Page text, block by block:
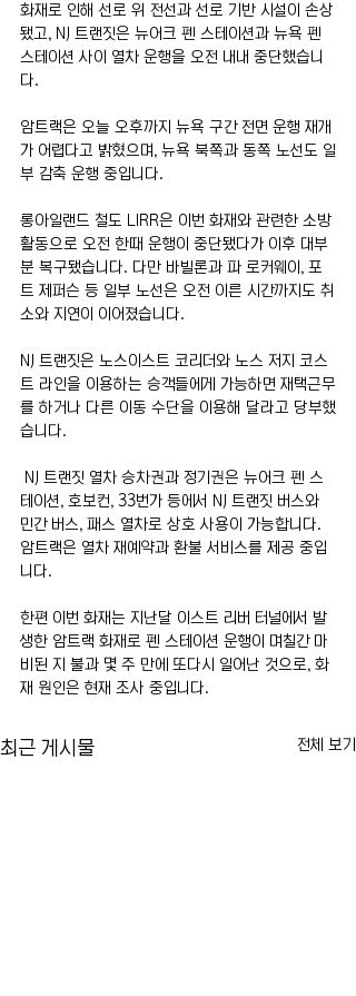
화재로 인해 선로 위 전선과 선로 기반 시설이 손상
됐고, NJ 트랜짓은 뉴어크 펜 스테이션과 뉴욕 펜
스테이션 사이 열차 운행을 오전 내내 중단했습니
다.
암트랙은 오늘 오후까지 뉴욕 구간 전면 운행 재개
가 어렵다고 밝혔으며, 뉴욕 북쪽과 동쪽 노선도 일
부 감축 운행 중입니다.
롱아일랜드 철도 LIRR은 이번 화재와 관련한 소방
활동으로 오전 한때 운행이 중단됐다가 이후 대부
분 복구됐습니다. 다만 바빌론과 파 로커웨이, 포
트 제퍼슨 등 일부 노선은 오전 이른 시간까지도 취
소와 지연이 이어졌습니다.
NJ 트랜짓은 노스이스트 코리더와 노스 저지 코스
트 라인을 이용하는 승객들에게 가능하면 재택근무
를 하거나 다른 이동 수단을 이용해 달라고 당부했
습니다.
테이션, 호보컨, 33번가 등에서 NJ 트랜짓 버스와
민간 버스, 패스 열차로 상호 사용이 가능합니다.
암트랙은 열차 재예약과 환불 서비스를 제공 중입
니다.
한편 이번 화재는 지난달 이스트 리버 터널에서 발
생한 암트랙 화재로 펜 스테이션 운행이 며칠간 마
비된 지 불과 몇 주 만에 또다시 일어난 것으로, 화
재 원인은 현재 조사 중입니다.
최근 게시물 전체 보기